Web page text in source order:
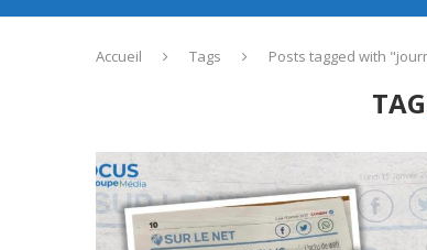
Accueil Tags Posts tagged with